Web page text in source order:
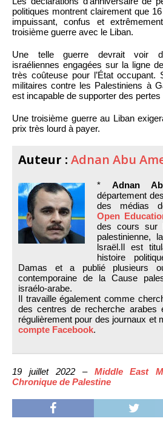
politiques montrent clairement que
impuissant, confus et
troisième guerre avec le Liban.
Une telle guerre devrait voir
israéliennes engagées sur la ligne
très coûteuse pour l’État occupant.
militaires contre les Palestiniens à
est incapable de supporter des
Une troisième guerre au Liban
prix très lourd à payer.
Auteur : Adnan Abu
* Adnan
département
des médias
Open
des cours sur
palestinienne,
lsraël.Il est
histoire
Damas et a publié plusieurs
contemporaine de la Cause
israélo-arabe.
Il travaille également comme
des centres de recherche arabes
régulièrement pour des journaux et
compte Facebook.
19 juillet 2022 – Middle East
Chronique de Palestine